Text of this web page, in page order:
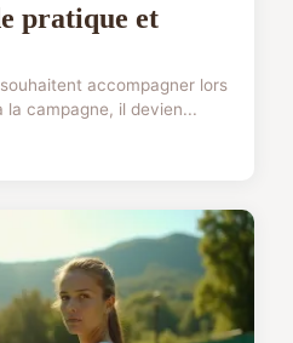
pratique et
accompagner lors
campagne, il devien...